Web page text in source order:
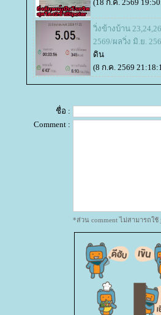
(18 ก.ค. 2569
วิ่งข้างบ้าน
2569/ผลวิ่ง มิ.ย.
ดิน
(8 ก.ค. 2569
ชื่อ :
Comment :
*ส่วน comment ไม่สามารถใช้